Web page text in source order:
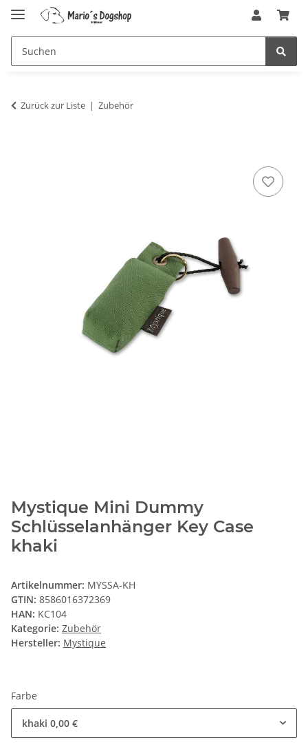
Zurück zur Liste Zubehör
Mystique Mini Dummy
Schlüsselanhänger Key Case
khaki
Artikelnummer: MYSSA-KH
GTIN: 8586016372369
HAN: KC104
Kategorie: Zubehör
Hersteller: Mystique
Farbe
khaki 0,00 €